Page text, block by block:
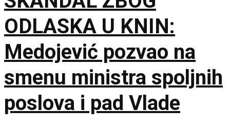
ODLASKA U KNIN:
Medojević pozvao na
smenu ministra spoljnih
poslova i pad Vlade